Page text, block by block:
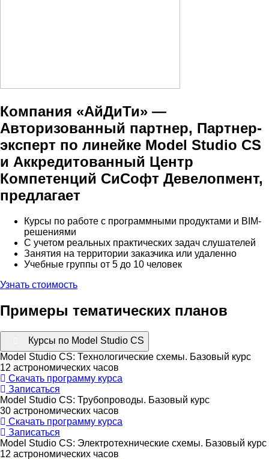
Компания «АйДиТи» —
Авторизованный партнер, Партнер-
эксперт по линейке Model Studio CS
и Аккредитованный Центр
Компетенций СиСофт Девелопмент,
предлагает
Курсы по работе с программными продуктами и BIM-
решениями
С учетом реальных практических задач слушателей
Занятия на территории заказчика или удаленно
Учебные группы от 5 до 10 человек
Узнать стоимость
Примеры тематических планов
Курсы по Model Studio CS
Model Studio CS: Технологические схемы. Базовый курс
12 астрономических часов
Скачать программу курса
Записаться
Model Studio CS: Трубопроводы. Базовый курс
30 астрономических часов
Скачать программу курса
Записаться
Model Studio CS: Электротехнические схемы. Базовый курс
12 астрономических часов